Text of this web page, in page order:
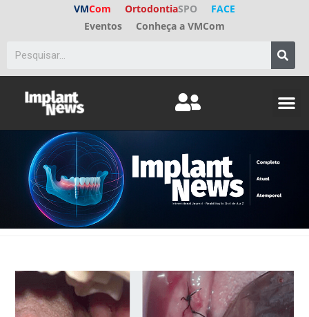
VMCom OrtodontiaSPO
FACE
Eventos
Conheça a VMCom